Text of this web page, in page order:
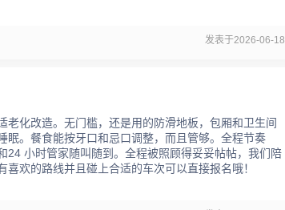
发表于2026-06-18
化改造。无门槛，还是用的防滑地板，包厢和卫生间
。餐食能按牙口和忌口调整，而且管够。全程节奏
小时管家随叫随到。全程被照顾得妥妥帖帖，我们陪
欢的路线并且碰上合适的车次可以直接报名哦！